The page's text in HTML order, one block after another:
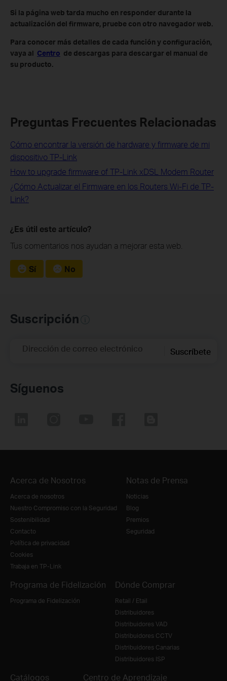
Si la página web tarda mucho en responder durante la
actualización del firmware, pruebe con otro navegador web.
Para conocer más detalles de cada función y configuración,
vaya al Centro de descargas para descargar el manual de
su producto.
Preguntas Frecuentes Relacionadas
Cómo encontrar la versión de hardware y firmware de mi
dispositivo TP-Link
How to upgrade firmware of TP-Link xDSL Modem Router
¿Cómo Actualizar el Firmware en los Routers Wi-Fi de TP-
Link?
¿Es útil este artículo?
Tus comentarios nos ayudan a mejorar esta web.
Sí No
Suscripción
Dirección de correo electrónico Suscríbete
Síguenos
Acerca de Nosotros
Acerca de nosotros
Nuestro Compromiso con la Seguridad
Sostenibilidad
Contacto
Política de privacidad
Cookies
Trabaja en TP-Link
Notas de Prensa
Noticias
Blog
Premios
Seguridad
Programa de Fidelización
Programa de Fidelización
Dónde Comprar
Retail / Etail
Distribuidores
Distribuidores VAD
Distribuidores CCTV
Distribuidores Canarias
Distribuidores ISP
Catálogos Centro de Aprendizaje